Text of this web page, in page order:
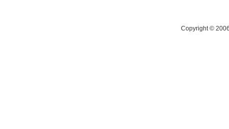
Copyright ©